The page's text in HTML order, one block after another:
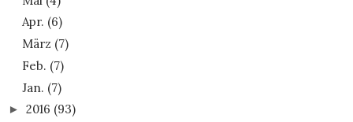
Apr. (6)
März (7)
Feb. (7)
Jan. (7)
► 2016 (93)